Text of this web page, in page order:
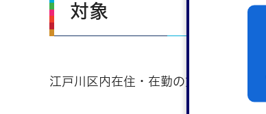
対象
江戸川区内在住・在勤の方